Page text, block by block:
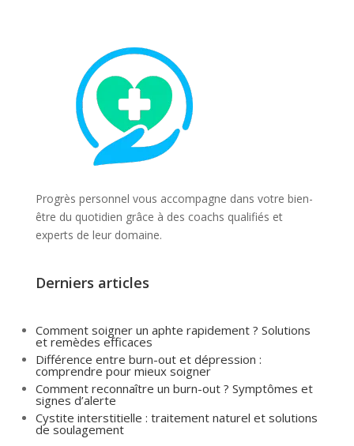
Progrès personnel vous accompagne dans votre bien-
être du quotidien grâce à des coachs qualifiés et
experts de leur domaine.
Derniers articles
Comment soigner un aphte rapidement ? Solutions
et remèdes efficaces
Différence entre burn-out et dépression :
comprendre pour mieux soigner
Comment reconnaître un burn-out ? Symptômes et
signes d’alerte
Cystite interstitielle : traitement naturel et solutions
de soulagement